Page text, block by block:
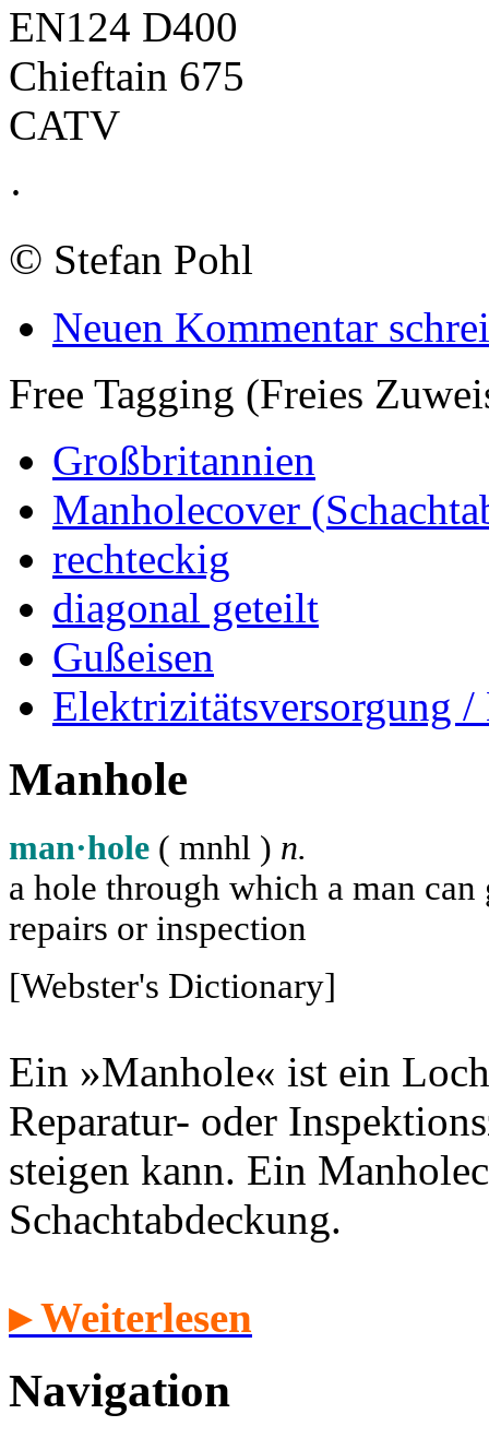
EN124 D400
Chieftain 675
CATV
·
© Stefan Pohl
Neuen Kommentar
Free Tagging (Freies
Großbritannien
Manholecover
rechteckig
diagonal geteilt
Gußeisen
Elektrizitätsversorgung
Manhole
man·hole ( mnhl ) n.
a hole through which a man
repairs or inspection
[Webster's Dictionary]
Ein »Manhole« ist ein
Reparatur- oder
steigen kann. Ein
Schachtabdeckung.
▸ Weiterlesen
Navigation